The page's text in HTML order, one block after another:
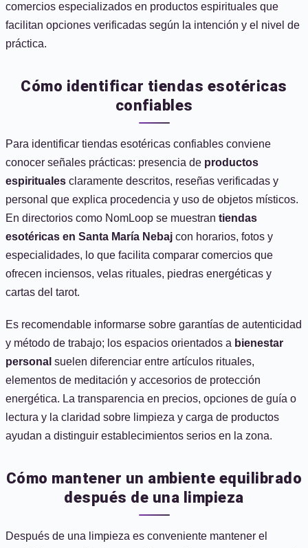
comercios especializados en productos espirituales que
facilitan opciones verificadas según la intención y el nivel de
práctica.
Cómo identificar tiendas esotéricas
confiables
Para identificar tiendas esotéricas confiables conviene
conocer señales prácticas: presencia de productos
espirituales claramente descritos, reseñas verificadas y
personal que explica procedencia y uso de objetos místicos.
En directorios como NomLoop se muestran tiendas
esotéricas en Santa María Nebaj con horarios, fotos y
especialidades, lo que facilita comparar comercios que
ofrecen inciensos, velas rituales, piedras energéticas y
cartas del tarot.
Es recomendable informarse sobre garantías de autenticidad
y método de trabajo; los espacios orientados a bienestar
personal suelen diferenciar entre artículos rituales,
elementos de meditación y accesorios de protección
energética. La transparencia en precios, opciones de guía o
lectura y la claridad sobre limpieza y carga de productos
ayudan a distinguir establecimientos serios en la zona.
Cómo mantener un ambiente equilibrado
después de una limpieza
Después de una limpieza es conveniente mantener el